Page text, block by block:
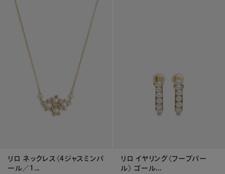
リロ ネックレス〈4ジャスミンパ
ール／1...
リロ イヤリング〈フープパー
ル〉 ゴール...